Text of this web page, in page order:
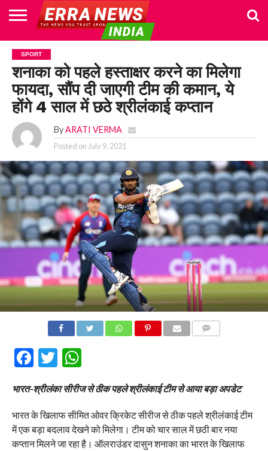
HOME
POLITICS
NEWS
BUSINESS
CULTURE
NATIONAL
SPORTS
LIFESTYLE
TRAVEL
OPINION
BREAKING
NEWS
ENTERTAINMENT
WORLD
CRIME
JOIN
US
SPORT
शनाका को पहले हस्ताक्षर करने का मिलेगा
फायदा, सौंप दी जाएगी टीम की कमान, ये
होंगे 4 साल में छठे श्रीलंकाई कप्तान
By ARATI VERMA
Posted on July 9, 2021
Facebook
Twitter
WhatsApp
भारत-श्रीलंका सीरीज से ठीक पहले श्रीलंकाई टीम से आया बड़ा अपडेट
भारत के खिलाफ सीमित ओवर क्रिकेट सीरीज से ठीक पहले श्रीलंकाई टीम
में एक बड़ा बदलाव देखने को मिलेगा। टीम को चार साल में छठी बार नया
कप्तान मिलने जा रहा है। ऑलराउंडर दासुन शनाका का भारत के खिलाफ